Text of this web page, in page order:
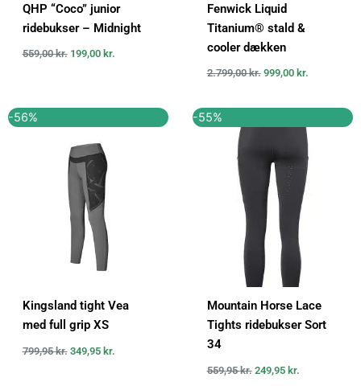
QHP “Coco” junior
ridebukser – Midnight
559,00kr. 199,00 kr.
Fenwick Liquid
Titanium® stald &
cooler dækken
2.799,00kr. 999,00 kr.
-56%
Kingsland tight Vea
med full grip XS
799,95kr.
oprindelige
var:
799,95 kr..
349,95 kr.
aktuelle
-55%
Mountain Horse Lace
Tights ridebukser Sort
34
559,95kr.
oprindelige
559,95 kr..
249,95 kr.
aktuelle
pris
er:
249,95 kr..